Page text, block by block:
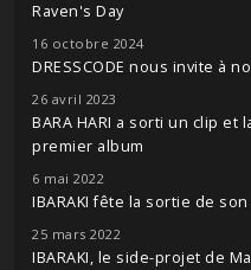
Raven's Day
16 octobre 2024
DRESSCODE nous invite à
26 avril 2023
BARA HARI a sorti un clip
premier album
6 mai 2022
IBARAKI fête la sortie de
25 mars 2022
IBARAKI, le side-projet de